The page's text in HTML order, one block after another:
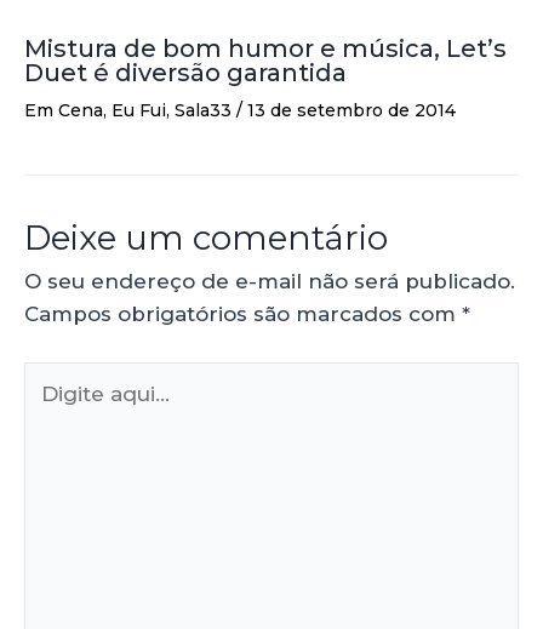
Mistura de bom humor e música, Let’s
Duet é diversão garantida
Em Cena, Eu Fui, Sala33 / 13 de setembro de 2014
Deixe um comentário
O seu endereço de e-mail não será publicado.
Campos obrigatórios são marcados com *